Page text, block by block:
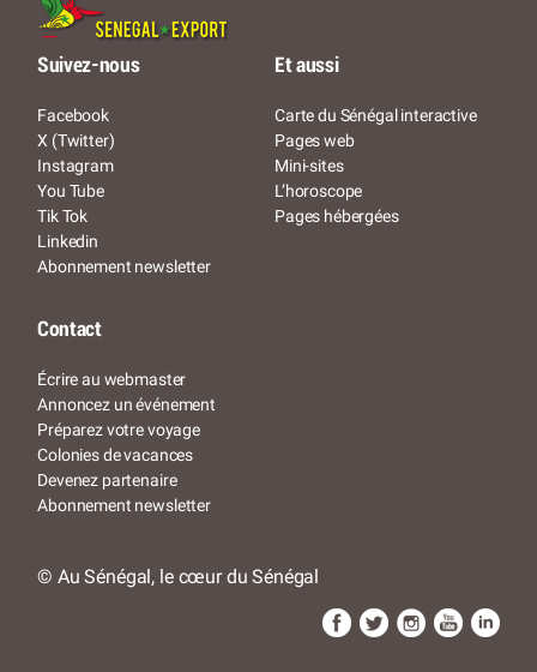
Suivez-nous
Facebook
X (Twitter)
Instagram
You Tube
Tik Tok
Linkedin
Abonnement newsletter
Et aussi
Carte du Sénégal interactive
Pages web
Mini-sites
L’horoscope
Pages hébergées
Contact
Écrire au webmaster
Annoncez un événement
Préparez votre voyage
Colonies de vacances
Devenez partenaire
Abonnement newsletter
© Au Sénégal, le cœur du Sénégal